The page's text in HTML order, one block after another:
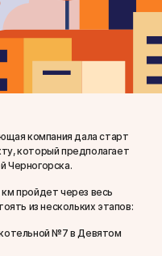
компания дала старт
который предполагает
Черногорска.
пройдет через весь
из нескольких этапов:
№7 в Девятом